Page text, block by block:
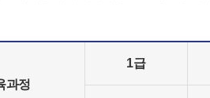
과정
1급